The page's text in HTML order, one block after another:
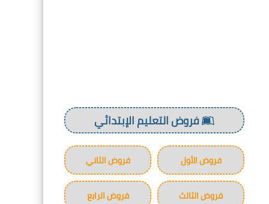
فروض التعليم الإبتدائي
فروض الأول فروض الثاني
فروض الثالث فروض الرابع